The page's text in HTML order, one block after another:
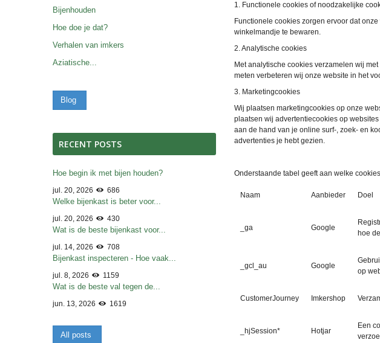
Bijenhouden
Hoe doe je dat?
Verhalen van imkers
Aziatische...
Blog
RECENT POSTS
Hoe begin ik met bijen houden?
jul. 20, 2026 686
Welke bijenkast is beter voor...
jul. 20, 2026 430
Wat is de beste bijenkast voor...
jul. 14, 2026 708
Bijenkast inspecteren - Hoe vaak...
jul. 8, 2026 1159
Wat is de beste val tegen de...
jun. 13, 2026 1619
All posts
1. Functionele cookies of noodzakelijke
Functionele cookies zorgen ervoor dat
winkelmandje te bewaren.
2. Analytische cookies
Met analytische cookies verzamelen wij
meten verbeteren wij onze website in het
3. Marketingcookies
Wij plaatsen marketingcookies op onze
plaatsen wij advertentiecookies op
aan de hand van je online surf-, zoek- en
advertenties je hebt gezien.
Onderstaande tabel geeft aan welke
Naam Aanbieder Doel
_ga Google
hoe
_gcl_au Google
op
CustomerJourney Imkershop
_hjSession* Hotjar
Een